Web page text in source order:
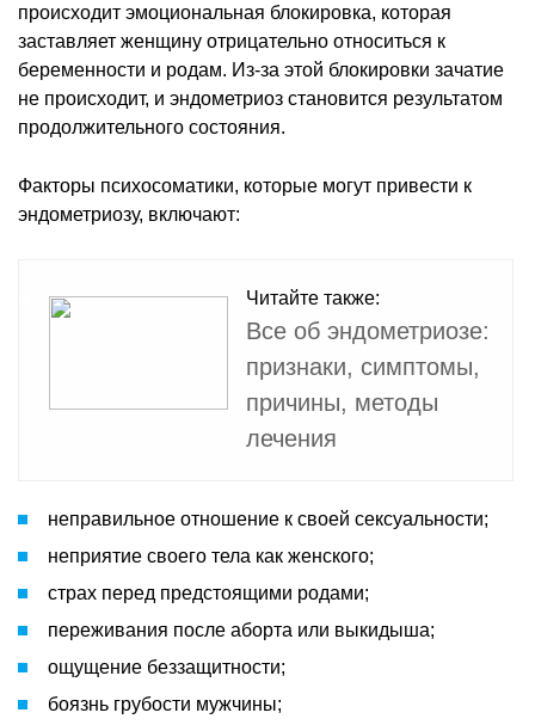
происходит эмоциональная блокировка, которая
заставляет женщину отрицательно относиться к
беременности и родам. Из-за этой блокировки зачатие
не происходит, и эндометриоз становится результатом
продолжительного состояния.
Факторы психосоматики, которые могут привести к
эндометриозу, включают:
Читайте также:
Все об эндометриозе:
признаки, симптомы,
причины, методы
лечения
неправильное отношение к своей сексуальности;
неприятие своего тела как женского;
страх перед предстоящими родами;
переживания после аборта или выкидыша;
ощущение беззащитности;
боязнь грубости мужчины;